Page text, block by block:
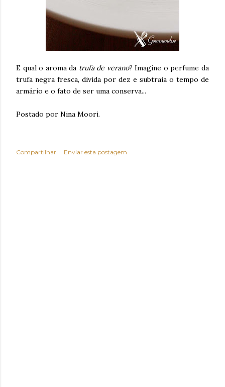
E qual o aroma da trufa de verano? Imagine o perfume da
trufa negra fresca, divida por dez e subtraia o tempo de
armário e o fato de ser uma conserva...
Postado por Nina Moori.
Compartilhar Enviar esta postagem